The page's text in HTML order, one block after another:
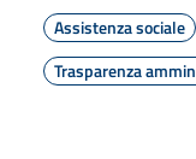
Assistenza sociale
Trasparenza